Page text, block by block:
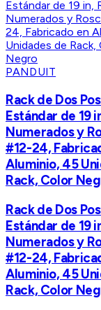
PANDUIT
Rack de Dos
Estándar de 19
Numerados y
#12-24,
Aluminio, 45
Rack, Color
Rack de Dos
Estándar de 19
Numerados y
#12-24,
Aluminio, 45
Rack, Color